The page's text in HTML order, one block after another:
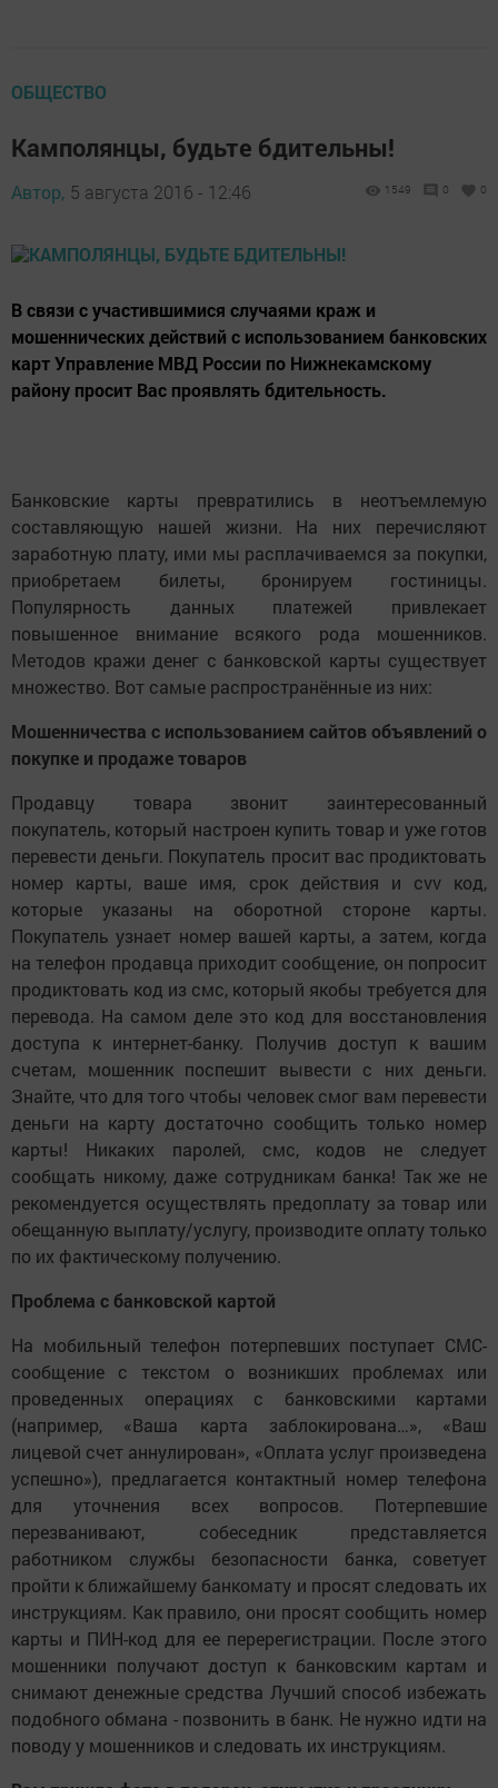
ОБЩЕСТВО
Камполянцы, будьте бдительны!
Автор, 5 августа 2016 - 12:46 1549 0 0
В связи с участившимися случаями краж и
мошеннических действий с использованием банковских
карт Управление МВД России по Нижнекамскому
району просит Вас проявлять бдительность.
Банковские карты превратились в неотъемлемую
составляющую нашей жизни. На них перечисляют
заработную плату, ими мы расплачиваемся за покупки,
приобретаем билеты, бронируем гостиницы.
Популярность данных платежей привлекает
повышенное внимание всякого рода мошенников.
Методов кражи денег с банковской карты существует
множество. Вот самые распространённые из них:
Мошенничества с использованием сайтов объявлений о
покупке и продаже товаров
Продавцу товара звонит заинтересованный
покупатель, который настроен купить товар и уже готов
перевести деньги. Покупатель просит вас продиктовать
номер карты, ваше имя, срок действия и cvv код,
которые указаны на оборотной стороне карты.
Покупатель узнает номер вашей карты, а затем, когда
на телефон продавца приходит сообщение, он попросит
продиктовать код из смс, который якобы требуется для
перевода. На самом деле это код для восстановления
доступа к интернет-банку. Получив доступ к вашим
счетам, мошенник поспешит вывести с них деньги.
Знайте, что для того чтобы человек смог вам перевести
деньги на карту достаточно сообщить только номер
карты! Никаких паролей, смс, кодов не следует
сообщать никому, даже сотрудникам банка! Так же не
рекомендуется осуществлять предоплату за товар или
обещанную выплату/услугу, производите оплату только
по их фактическому получению.
Проблема с банковской картой
На мобильный телефон потерпевших поступает СМС-
сообщение с текстом о возникших проблемах или
проведенных операциях с банковскими картами
(например, «Ваша карта заблокирована…», «Ваш
лицевой счет аннулирован», «Оплата услуг произведена
успешно»), предлагается контактный номер телефона
для уточнения всех вопросов. Потерпевшие
перезванивают, собеседник представляется
работником службы безопасности банка, советует
пройти к ближайшему банкомату и просят следовать их
инструкциям. Как правило, они просят сообщить номер
карты и ПИН-код для ее перерегистрации. После этого
мошенники получают доступ к банковским картам и
снимают денежные средства Лучший способ избежать
подобного обмана - позвонить в банк. Не нужно идти на
поводу у мошенников и следовать их инструкциям.